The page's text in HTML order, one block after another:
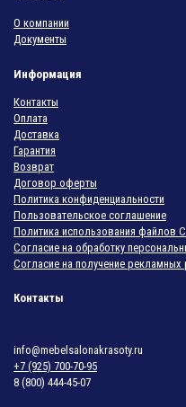
О компании
Документы
Информация
Контакты
Оплата
Доставка
Гарантия
Возврат
Договор оферты
Политика конфиденциальности
Пользовательское соглашение
Политика использования файлов
Согласие на обработку
Согласие на получение
Контакты
info@mebelsalonakrasoty.ru
+7 (925) 700-70-95
8 (800) 444-45-07